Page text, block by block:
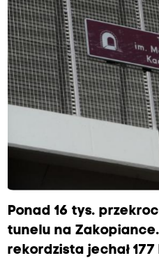
Ponad 16 tys.
tunelu na
rekordzista jechał